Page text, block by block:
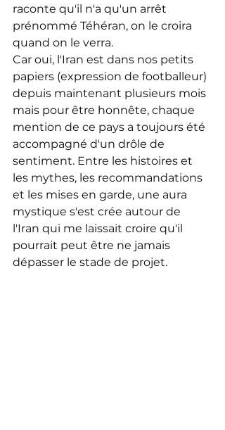
raconte qu'il n'a qu'un arrêt
prénommé Téhéran, on le croira
quand on le verra.
Car oui, l'Iran est dans nos petits
papiers (expression de footballeur)
depuis maintenant plusieurs mois
mais pour être honnête, chaque
mention de ce pays a toujours été
accompagné d'un drôle de
sentiment. Entre les histoires et
les mythes, les recommandations
et les mises en garde, une aura
mystique s'est crée autour de
l'Iran qui me laissait croire qu'il
pourrait peut être ne jamais
dépasser le stade de projet.